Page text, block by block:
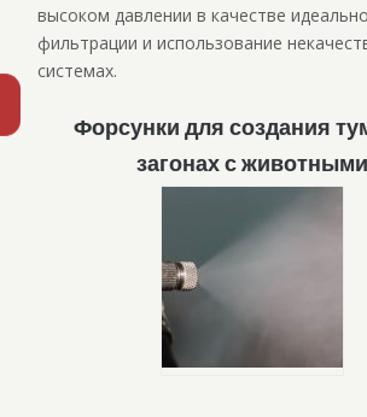
высоком давлении в качестве
фильтрации и использование
системах.
Форсунки для создания
загонах с животными